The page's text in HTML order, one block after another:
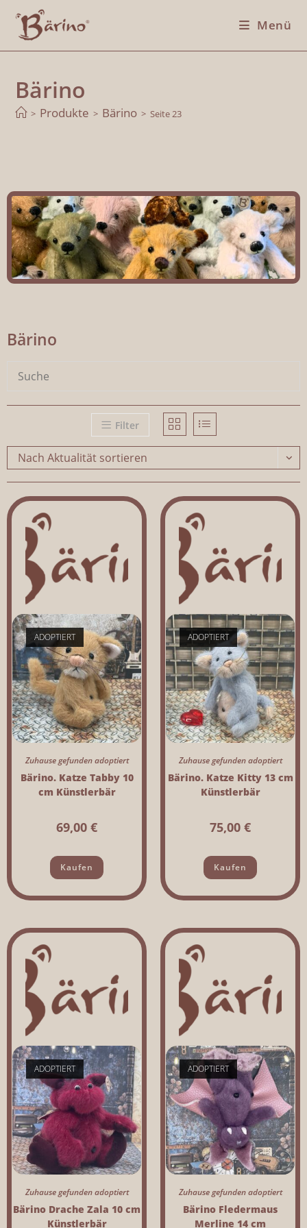
Menü
Bärino
> Produkte > Bärino > Seite 23
Bärino
Filter
Nach Aktualität sortieren
ADOPTIERT
Zuhause gefunden adoptiert
Bärino. Katze Tabby 10
cm Künstlerbär
69,00 €
Kaufen
ADOPTIERT
Zuhause gefunden adoptiert
Bärino. Katze Kitty 13 cm
Künstlerbär
75,00 €
Kaufen
ADOPTIERT
Zuhause gefunden adoptiert
Bärino Drache Zala 10 cm
Künstlerbär
ADOPTIERT
Zuhause gefunden adoptiert
Bärino Fledermaus
Merline 14 cm